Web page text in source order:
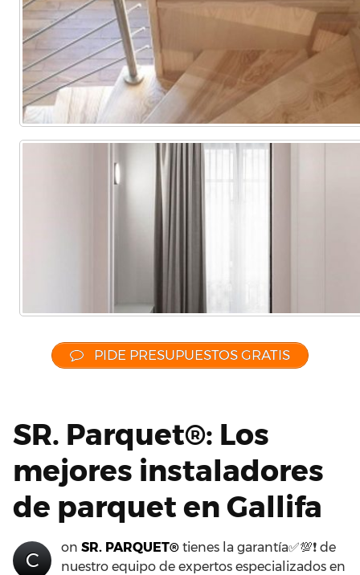
PIDE PRESUPUESTOS GRATIS
SR. Parquet®: Los
mejores instaladores
de parquet en Gallifa
C
on SR. PARQUET® tienes la garantía✅💯❗ de
nuestro equipo de expertos especializados en